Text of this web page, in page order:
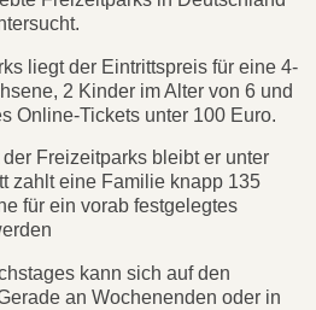
liegt der Eintrittspreis für eine 4-
2 Kinder im Alter von 6 und
Online-Tickets unter 100 Euro.
Freizeitparks bleibt er unter
zahlt eine Familie knapp 135
für ein vorab festgelegtes
kann sich auf den
an Wochenenden oder in